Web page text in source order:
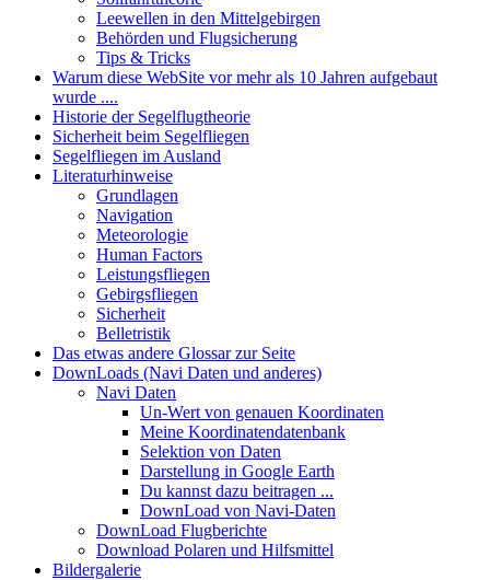
Leewellen in den Mittelgebirgen
Behörden und Flugsicherung
Tips & Tricks
Warum diese WebSite vor mehr als 10 Jahren aufgebaut
wurde ....
Historie der Segelflugtheorie
Sicherheit beim Segelfliegen
Segelfliegen im Ausland
Literaturhinweise
Grundlagen
Navigation
Meteorologie
Human Factors
Leistungsfliegen
Gebirgsfliegen
Sicherheit
Belletristik
Das etwas andere Glossar zur Seite
DownLoads (Navi Daten und anderes)
Navi Daten
Un-Wert von genauen Koordinaten
Meine Koordinatendatenbank
Selektion von Daten
Darstellung in Google Earth
Du kannst dazu beitragen ...
DownLoad von Navi-Daten
DownLoad Flugberichte
Download Polaren und Hilfsmittel
Bildergalerie